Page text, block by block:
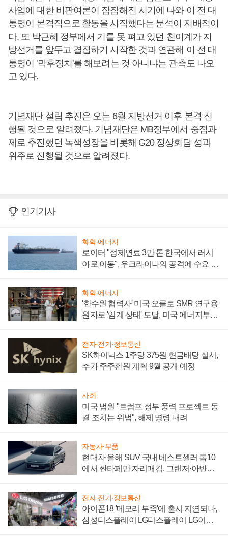
사업에 대한 비판여론이 잠잠해진 시기에 나와 이 전 대
통령이 본격적으로 활동을 시작했다는 분석이 지배적이
다. 또 박근혜 정부에서 기를 못 펴고 있던 친이계가 지
방선거를 앞두고 결집하기 시작한 것과 연관해 이 전 대
통령이 '막후정치'를 해보려는 것 아니냐는 관측도 나오
고 있다.
기념재단 설립 추진은 오는 6월 지방선거 이후 본격 진
행될 것으로 알려졌다. 기념재단은 MB정부에서 중점과
제로 추진했던 녹색성장을 비롯해 G20 정상회담 성과
위주로 진행될 것으로 알려졌다.
인기기사
화학·에너지
로이터 "정제연료 3만 톤 한국에서 러시
아로 이동", 우크라이나의 공격에 수요 늘
화학·에너지
'한수원 협력사' 미국 오클로 SMR 연구용
원자로 '임계 상태' 도달, 미국 에너지부
전자·전기·정보통신
SK하이닉스 1주당 375원 현금배당 실시,
추가 주주환원 계획 9월 공개 예정
사회
미국 법원 "트럼프 정부 풍력 프로젝트 동
결 조치는 위법", 해제 명령 내려
자동차·부품
현대차 올해 SUV 국내 베스트셀러 톱10
에서 싼타페만 자리매김, 그랜저·아반떼
전자·전기·정보통신
아이폰18 '메모리 부족'에 출시 지연되나,
삼성디스플레이 LG디스플레이 LG이노